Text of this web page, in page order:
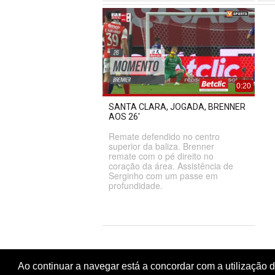
Ao continuar a navegar está a concordar com a utilização
0:20
SANTA CLARA, JOGADA, BRENNER
AOS 26'
Remate defendido no centro
superior da baliza. Brenner
remate com o pé direito no
coração da área. Assistência de
Serginho com um passe em
profundidade.